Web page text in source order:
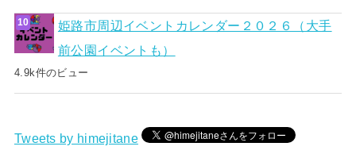
姫路市周辺イベントカレンダー２０２６（大手
前公園イベントも）
4.9k件のビュー
Tweets by himejitane